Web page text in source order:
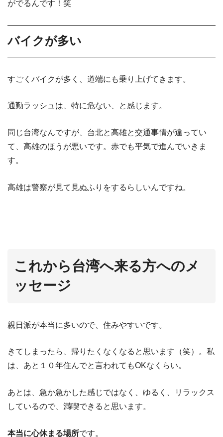
がでるんです！笑
バイクが多い
すごくバイクが多く、道端にも乗り上げてきます。
通勤ラッシュは、特に危ない、と感じます。
同じ台湾なんですが、台北と高雄と交通事情が違ってい
て、高雄のほうが悪いです。赤でも平気で進んでいきま
す。
高雄は警察が見て見ぬふりをするらしいんですね。
これから台湾へ来る方へのメ
ッセージ
親日派が本当に多いので、住みやすいです。
きてしまったら、帰りたくなくなると思います（笑）。私
は、あと１０年住んでと言われてもOKなくらい。
あとは、急か急かした感じではなく、ゆるく、リラックス
しているので、満喫できると思います。
本当に心休まる場所です。